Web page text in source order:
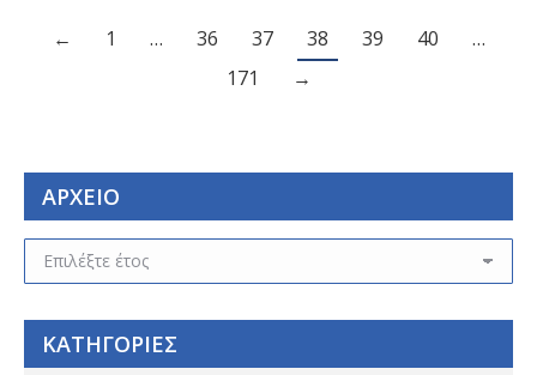
← 1 … 36 37 38 39 40
…
171
→
ΑΡΧΕΙΟ
ΑΡΧΕΙΟ
ΚΑΤΗΓΟΡΙΕΣ